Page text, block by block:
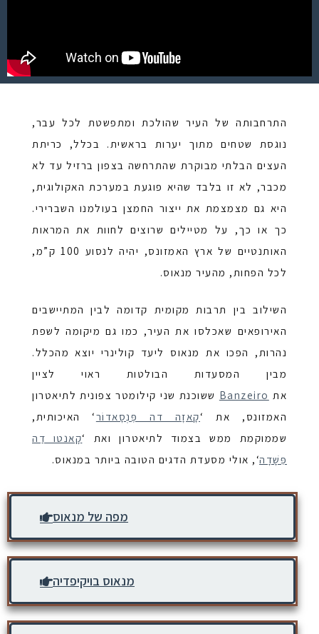
התרחבותה של העיר שהולכת ומתפשטת לכל עבר,
נוגסת שטחים מתוך יערות בראשית. בכלל, כריתת
העצים הבלתי מבוקרת שהתרחשה בצפון ברזיל עד לא
מכבר, לא זו בלבד שהיא פוגעת במערכת האקולוגית,
היא גם מצמצמת את ייצור החמצן בעולמנו השברירי.
כך או כך, על מטיילים שרוצים לחוות את המראות
האותנטיים של ארץ האמזונס, יהיה לנסוע 100 ק”מ,
לכל הפחות, מהעיר מנאוס.
השילוב בין תרבות מקומית קדומה לבין המתיישבים
האירופאים שאכלסו את העיר, כמו גם מיקומה לשפת
נהרות, הפכו את מנאוס ליעד קולינרי יוצא מהכלל.
מבין המסעדות הבולטות ראוי לציין
את Banzeiro ששוכנת שני קילומטר צפונית לתיאטרון
האמזונס, את ‘קָאזָה דה פֶּנְסָאדוֹר‘ האיכותית,
שממוקמת ממש בצמוד לתיאטרון ואת ‘קָאנטו דַה
פֵּשָׁדָה‘, אולי מסעדת הדגים הטובה ביותר במנאוס.
מפה של מנאוס
מנאוס בויקיפדיה